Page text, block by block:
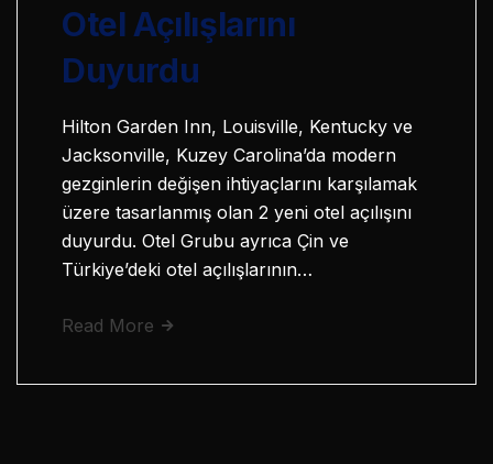
Otel Açılışlarını
Duyurdu
Hilton Garden Inn, Louisville, Kentucky ve
Jacksonville, Kuzey Carolina’da modern
gezginlerin değişen ihtiyaçlarını karşılamak
üzere tasarlanmış olan 2 yeni otel açılışını
duyurdu. Otel Grubu ayrıca Çin ve
Türkiye’deki otel açılışlarının…
Read More